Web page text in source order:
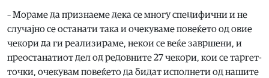
– Мораме да признаеме дека се многу специфични и не
случајно се останати така и очекуваме повеќето од овие
чекори да ги реализираме, некои се веќе завршени, и
преостанатиот дел од редовните 27 чекори, кои се таргет-
точки, очекувам повеќето да бидат исполнети од нашите